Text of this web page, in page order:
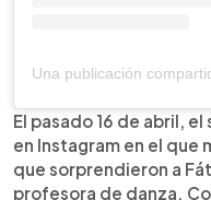
El pasado 16 de abril,
en Instagram en el que
que sorprendieron a
profesora de danza.